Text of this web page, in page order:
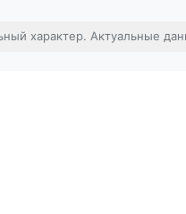
характер. Актуальные